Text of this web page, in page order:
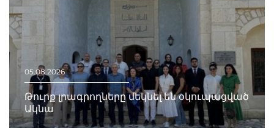
05.08.2026
Թուրք լրագրողները մեկնել են օկուպացված
Ակնա